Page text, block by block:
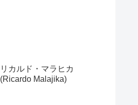
リカルド・マラヒカ
(Ricardo Malajika)